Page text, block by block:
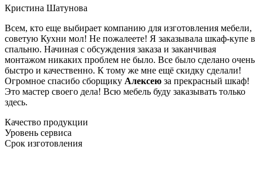
Кристина Шатунова
Всем, кто еще выбирает компанию для изготовления мебели,
советую Кухни мол! Не пожалеете! Я заказывала шкаф-купе в
спальню. Начиная с обсуждения заказа и заканчивая
монтажом никаких проблем не было. Все было сделано очень
быстро и качественно. К тому же мне ещё скидку сделали!
Огромное спасибо сборщику Алексею за прекрасный шкаф!
Это мастер своего дела! Всю мебель буду заказывать только
здесь.
Качество продукции
Уровень сервиса
Срок изготовления